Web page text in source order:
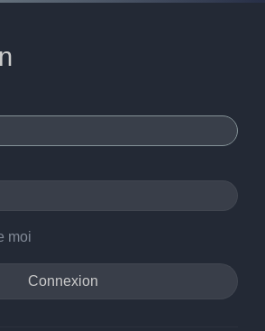
moi